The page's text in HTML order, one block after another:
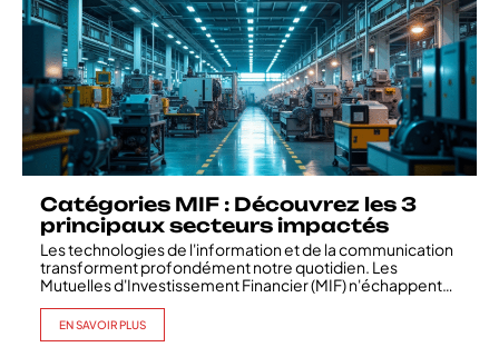
Catégories MIF : Découvrez les 3
principaux secteurs impactés
Les technologies de l'information et de la communication
transforment profondément notre quotidien. Les
Mutuelles d'Investissement Financier (MIF) n'échappent
EN SAVOIR PLUS